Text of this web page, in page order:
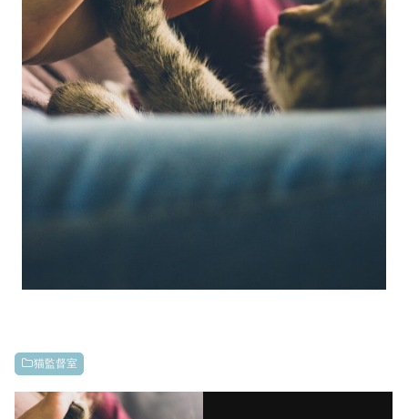
猫監督室